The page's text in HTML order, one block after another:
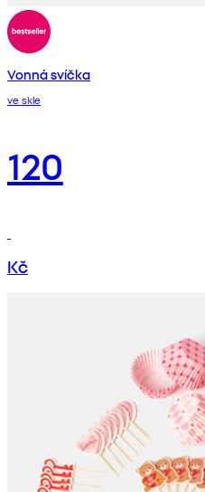
Vonná svíčka
ve skle
120
Kč